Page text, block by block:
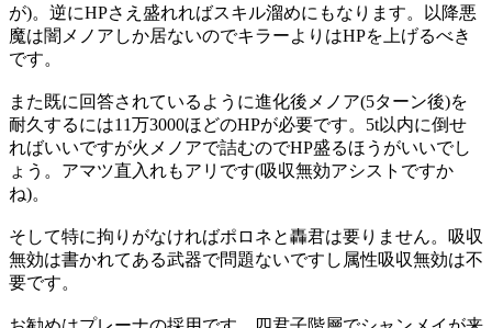
が)。逆にHPさえ盛れればスキル溜めにもなります。以降悪
魔は闇メノアしか居ないのでキラーよりはHPを上げるべき
です。
また既に回答されているように進化後メノア(5ターン後)を
耐久するには11万3000ほどのHPが必要です。5t以内に倒せ
ればいいですが火メノアで詰むのでHP盛るほうがいいでし
ょう。アマツ直入れもアリです(吸収無効アシストですか
ね)。
そして特に拘りがなければポロネと轟君は要りません。吸収
無効は書かれてある武器で問題ないですし属性吸収無効は不
要です。